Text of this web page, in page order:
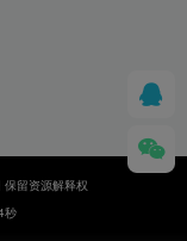
留资源解释权
秒